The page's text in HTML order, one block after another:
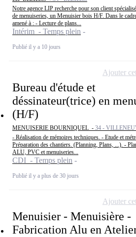
Notre agence LIP recherche pour son client
de menuiseries, un Menuisier bois H/F. Dans le
amené à : - Lecture de plans...
Intérim - Temps plein
Publié il y a 10 jours
Bureau d'étude et
déssinateur(trice) en
(H/F)
MENUISERIE BOURNIQUEL - 34 -
- Réalisation de mémoires techniques. - Etude et
Préparation des chantiers. (Planning, Plans, ...). -
ALU, PVC et menuiseries...
CDI - Temps plein
Publié il y a plus de 30 jours
Ajouter
Menuisier - Menuisière -
Fabrication Alu en
Ajouter